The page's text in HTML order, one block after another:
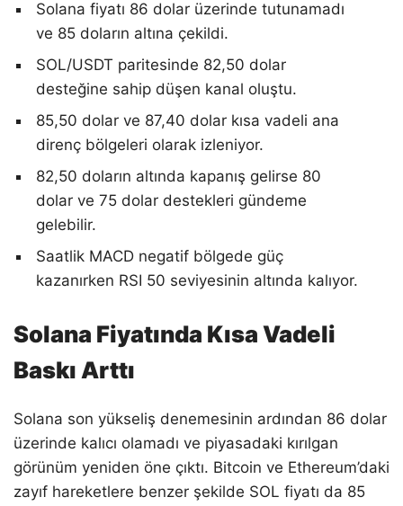
Solana fiyatı 86 dolar üzerinde tutunamadı
ve 85 doların altına çekildi.
SOL/USDT paritesinde 82,50 dolar
desteğine sahip düşen kanal oluştu.
85,50 dolar ve 87,40 dolar kısa vadeli ana
direnç bölgeleri olarak izleniyor.
82,50 doların altında kapanış gelirse 80
dolar ve 75 dolar destekleri gündeme
gelebilir.
Saatlik MACD negatif bölgede güç
kazanırken RSI 50 seviyesinin altında kalıyor.
Solana Fiyatında Kısa Vadeli
Baskı Arttı
Solana son yükseliş denemesinin ardından 86 dolar
üzerinde kalıcı olamadı ve piyasadaki kırılgan
görünüm yeniden öne çıktı. Bitcoin ve Ethereum’daki
zayıf hareketlere benzer şekilde SOL fiyatı da 85